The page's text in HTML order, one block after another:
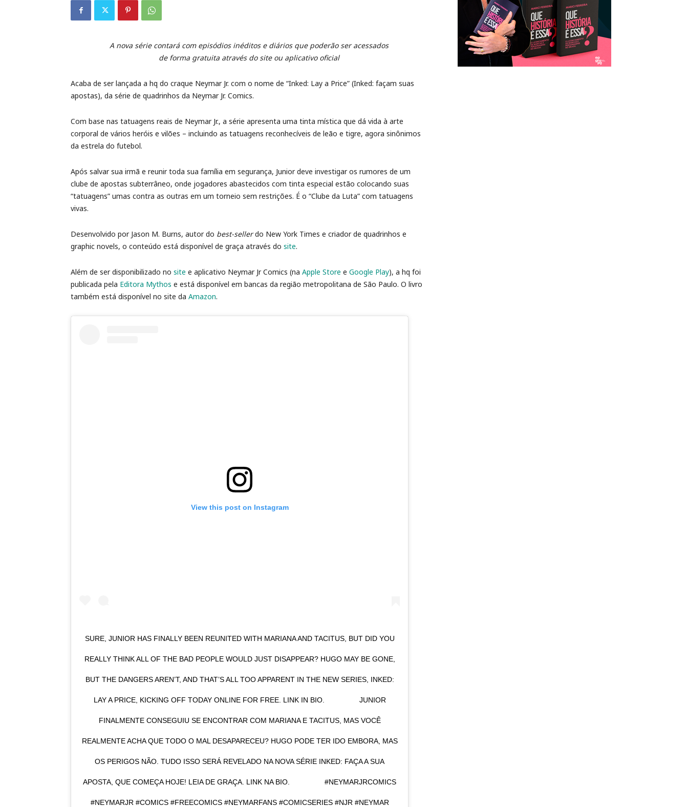
A nova série contará com episódios inéditos e diários que poderão ser acessados
de forma gratuita através do site ou aplicativo oficial
Acaba de ser lançada a hq do craque Neymar Jr. com o nome de “Inked: Lay a Price” (Inked: façam suas
apostas), da série de quadrinhos da Neymar Jr. Comics.
Com base nas tatuagens reais de Neymar Jr., a série apresenta uma tinta mística que dá vida à arte
corporal de vários heróis e vilões – incluindo as tatuagens reconhecíveis de leão e tigre, agora sinônimos
da estrela do futebol.
Após salvar sua irmã e reunir toda sua família em segurança, Junior deve investigar os rumores de um
clube de apostas subterrâneo, onde jogadores abastecidos com tinta especial estão colocando suas
“tatuagens” umas contra as outras em um torneio sem restrições. É o “Clube da Luta” com tatuagens
vivas.
Desenvolvido por Jason M. Burns, autor do best-sellerdo New York Times e criador de quadrinhos e
graphic novels, o conteúdo está disponível de graça através do site.
Além de ser disponibilizado no site e aplicativo Neymar Jr Comics (na Apple Store e Google Play), a hq foi
publicada pela Editora Mythos e está disponível em bancas da região metropolitana de São Paulo. O livro
também está disponível no site da Amazon.
View this post on Instagram
SURE, JUNIOR HAS FINALLY BEEN REUNITED WITH MARIANA AND TACITUS, BUT DID YOU
REALLY THINK ALL OF THE BAD PEOPLE WOULD JUST DISAPPEAR? HUGO MAY BE GONE,
BUT THE DANGERS AREN’T, AND THAT’S ALL TOO APPARENT IN THE NEW SERIES, INKED:
LAY A PRICE, KICKING OFF TODAY ONLINE FOR FREE. LINK IN BIO. ⠀⠀⠀⠀⠀⠀ JUNIOR
FINALMENTE CONSEGUIU SE ENCONTRAR COM MARIANA E TACITUS, MAS VOCÊ
REALMENTE ACHA QUE TODO O MAL DESAPARECEU? HUGO PODE TER IDO EMBORA, MAS
OS PERIGOS NÃO. TUDO ISSO SERÁ REVELADO NA NOVA SÉRIE INKED: FAÇA A SUA
APOSTA, QUE COMEÇA HOJE! LEIA DE GRAÇA. LINK NA BIO. ⠀⠀⠀⠀⠀⠀ #NEYMARJRCOMICS
#NEYMARJR #COMICS #FREECOMICS #NEYMARFANS #COMICSERIES #NJR #NEYMAR